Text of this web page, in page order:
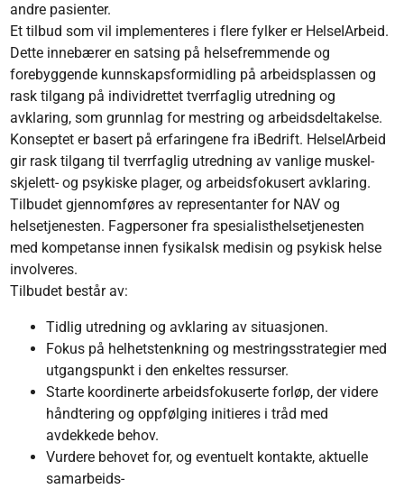
andre pasienter.
Et tilbud som vil implementeres i flere fylker er HelseIArbeid.
Dette innebærer en satsing på helsefremmende og
forebyggende kunnskapsformidling på arbeidsplassen og
rask tilgang på individrettet tverrfaglig utredning og
avklaring, som grunnlag for mestring og arbeidsdeltakelse.
Konseptet er basert på erfaringene fra iBedrift. HelseIArbeid
gir rask tilgang til tverrfaglig utredning av vanlige muskel-
skjelett- og psykiske plager, og arbeidsfokusert avklaring.
Tilbudet gjennomføres av representanter for NAV og
helsetjenesten. Fagpersoner fra spesialisthelsetjenesten
med kompetanse innen fysikalsk medisin og psykisk helse
involveres.
Tilbudet består av:
Tidlig utredning og avklaring av situasjonen.
Fokus på helhetstenkning og mestringsstrategier med
utgangspunkt i den enkeltes ressurser.
Starte koordinerte arbeidsfokuserte forløp, der videre
håndtering og oppfølging initieres i tråd med
avdekkede behov.
Vurdere behovet for, og eventuelt kontakte, aktuelle
samarbeids-